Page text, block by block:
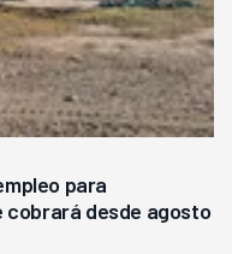
para
desde agosto